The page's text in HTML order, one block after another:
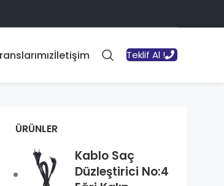
İletişim Teklif Al !
ÜRÜNLER
Kablo Saç
Düzleştirici No:4